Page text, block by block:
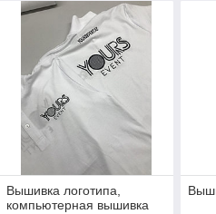
Вышивка логотипа,
компьютерная вышивка